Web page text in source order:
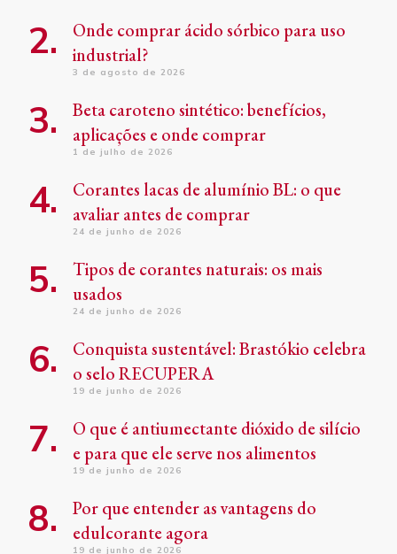
Onde comprar ácido sórbico para uso
industrial?
3 de agosto de 2026
Beta caroteno sintético: benefícios,
aplicações e onde comprar
1 de julho de 2026
Corantes lacas de alumínio BL: o que
avaliar antes de comprar
24 de junho de 2026
Tipos de corantes naturais: os mais
usados
24 de junho de 2026
Conquista sustentável: Brastókio celebra
o selo RECUPERA
19 de junho de 2026
O que é antiumectante dióxido de silício
e para que ele serve nos alimentos
19 de junho de 2026
Por que entender as vantagens do
edulcorante agora
19 de junho de 2026